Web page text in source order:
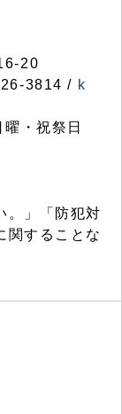
20
3814 / k
・祝祭日
。」「防犯対
関することな